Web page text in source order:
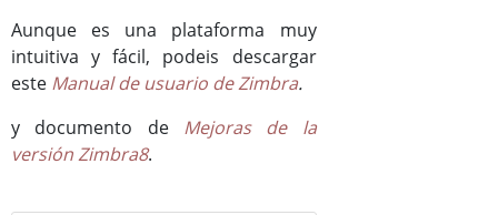
Aunque es una plataforma muy
intuitiva y fácil, podeis descargar
este Manual de usuario de Zimbra.
y documento de Mejoras de la
versión Zimbra8.